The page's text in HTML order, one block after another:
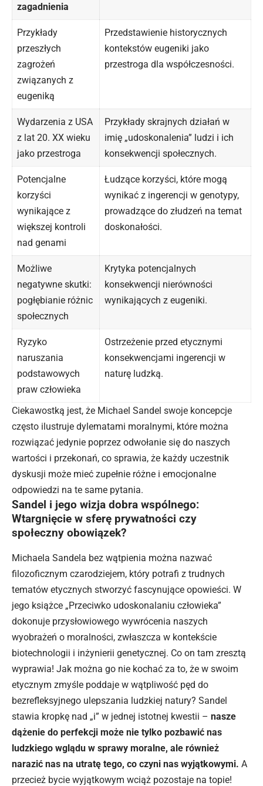
zagadnienia
Przykłady
przeszłych
zagrożeń
związanych z
eugeniką
Przedstawienie historycznych
kontekstów eugeniki jako
przestroga dla współczesności.
Wydarzenia z USA
z lat 20. XX wieku
jako przestroga
Przykłady skrajnych działań w
imię „udoskonalenia” ludzi i ich
konsekwencji społecznych.
Potencjalne
korzyści
wynikające z
większej kontroli
nad genami
Łudzące korzyści, które mogą
wynikać z ingerencji w genotypy,
prowadzące do złudzeń na temat
doskonałości.
Możliwe
negatywne skutki:
pogłębianie różnic
społecznych
Krytyka potencjalnych
konsekwencji nierówności
wynikających z eugeniki.
Ryzyko
naruszania
podstawowych
praw człowieka
Ostrzeżenie przed etycznymi
konsekwencjami ingerencji w
naturę ludzką.
Ciekawostką jest, że Michael Sandel swoje koncepcje
często ilustruje dylematami moralnymi, które można
rozwiązać jedynie poprzez odwołanie się do naszych
wartości i przekonań, co sprawia, że każdy uczestnik
dyskusji może mieć zupełnie różne i emocjonalne
odpowiedzi na te same pytania.
Sandel i jego wizja dobra wspólnego:
Wtargnięcie w sferę prywatności czy
społeczny obowiązek?
Michaela Sandela bez wątpienia można nazwać
filozoficznym czarodziejem, który potrafi z trudnych
tematów etycznych stworzyć fascynujące opowieści. W
jego książce „Przeciwko udoskonalaniu człowieka”
dokonuje przysłowiowego wywrócenia naszych
wyobrażeń o moralności, zwłaszcza w kontekście
biotechnologii i inżynierii genetycznej. Co on tam zresztą
wyprawia! Jak można go nie kochać za to, że w swoim
etycznym zmyśle poddaje w wątpliwość pęd do
bezrefleksyjnego ulepszania ludzkiej natury? Sandel
stawia kropkę nad „i” w jednej istotnej kwestii – nasze
dążenie do perfekcji może nie tylko pozbawić nas
ludzkiego wglądu w sprawy moralne, ale również
narazić nas na utratę tego, co czyni nas wyjątkowymi. A
przecież bycie wyjątkowym wciąż pozostaje na topie!